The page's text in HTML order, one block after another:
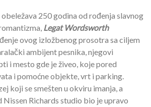
250 godina od rođenja slavnog
Legat Wordsworth
ovog izložbenog prosotra sa ciljem
ambijent pesnika, njegovi
i mesto gde je živeo, koje pored
i pomoćne objekte, vrt i parking.
koji se smešten u okviru imanja, a
Nissen Richards studio bio je upravo